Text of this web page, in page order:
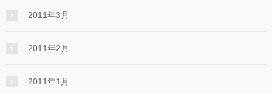
2011年3月
2011年2月
2011年1月